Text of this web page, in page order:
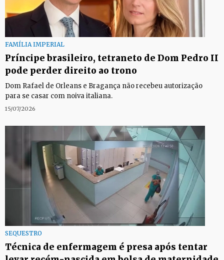
FAMÍLIA IMPERIAL
Príncipe brasileiro, tetraneto de Dom Pedro II
pode perder direito ao trono
Dom Rafael de Orleans e Bragança não recebeu autorização
para se casar com noiva italiana.
15/07/2026
SEQUESTRO
Técnica de enfermagem é presa após tentar